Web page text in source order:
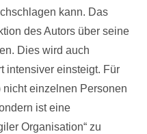
kann. Das
des Autors über seine
Dies wird auch
intensiver einsteigt. Für
einzelnen Personen
ist eine
Organisation“ zu